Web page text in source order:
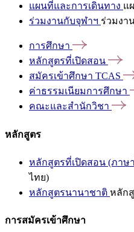
แผนที่และการเดินทาง แ
ร่วมงานกับจุฬาฯ ร่วมงา
การศึกษา
หลักสูตรที่เปิดสอน
สมัครเข้าศึกษา TCAS
ค่าธรรมเนียมการศึกษา
คณะและสำนักวิชา
หลักสูตร
หลักสูตรที่เปิดสอน (ภาษ
ไทย)
หลักสูตรนานาชาติ หลัก
การสมัครเข้าศึกษา